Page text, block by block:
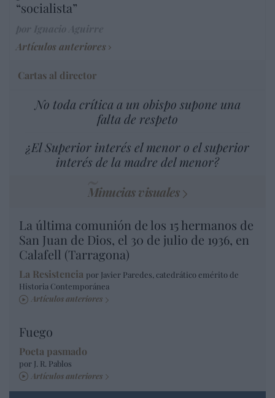
“socialista”
Artículos anteriores
Cartas al director
No toda crítica a un obispo supone una
falta de respeto
¿El Superior interés el menor o el superior
interés de la madre del menor?
Minucias visuales
La última comunión de los 15 hermanos de
San Juan de Dios, el 30 de julio de 1936, en
Calafell (Tarragona)
La Resistencia por Javier Paredes, catedrático emérito de
Historia Contemporánea
Artículos anteriores
Fuego
Poeta pasmado
por J. R. Pablos
Artículos anteriores